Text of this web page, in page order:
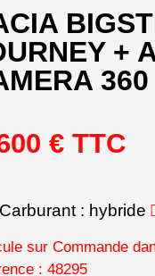
+
360
€ TTC
Carburant : hybride
sur Commande
: 48295